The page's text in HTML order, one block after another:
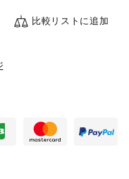
比較リストに追加